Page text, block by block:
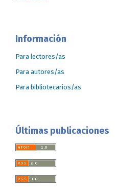
Información
Para lectores/as
Para autores/as
Para bibliotecarios/as
Últimas publicaciones